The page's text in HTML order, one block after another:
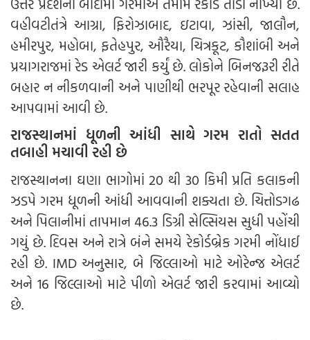
વહીવટીતંત્રે આગ્રા, ફિરોઝાબાદ, ઇટાવા, ઝાંસી, જાલૌન,
હમીરપુર, મહોબા, ફતેહપુર, ઔરૈયા, ચિત્રકૂટ, કૌશાંબી અને
પ્રયાગરાજમાં રેડ એલર્ટ જારી કર્યું છે. લોકોને બિનજરૂરી રીતે
બહાર ન નીકળવાની અને પાણીથી ભરપૂર રહેવાની સલાહ
આપવામાં આવી છે.
રાજસ્થાનમાં ધૂળની આંધી સાથે ગરમ રાતો સતત
તબાહી મચાવી રહી છે
રાજસ્થાનના ઘણા ભાગોમાં 20 થી 30 કિમી પ્રતિ કલાકની
ઝડપે ગરમ ધૂળની આંધી આવવાની શક્યતા છે. ચિત્તોડગઢ
અને પિલાનીમાં તાપમાન 46.3 ડિગ્રી સેલ્સિયસ સુધી પહોંચી
ગયું છે. દિવસ અને રાત્રે બંને સમયે રેકોર્ડબ્રેક ગરમી નોંધાઈ
રહી છે. IMD અનુસાર, બે જિલ્લાઓ માટે ઓરેન્જ એલર્ટ
અને 16 જિલ્લાઓ માટે પીળો એલર્ટ જારી કરવામાં આવ્યો
છે.